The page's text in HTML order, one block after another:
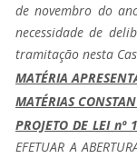
de novembro do
necessidade de
tramitação nesta
MATÉRIA
MATÉRIAS
PROJETO DE LEI nº
EFETUAR A